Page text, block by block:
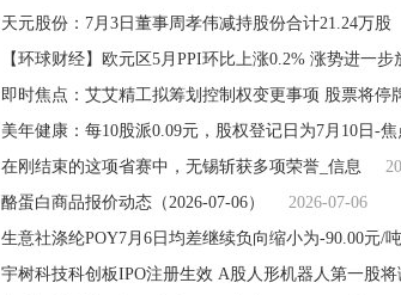
天元股份：7月3日董事周孝伟减持股份合计21.24万股
【环球财经】欧元区5月PPI环比上涨0.2% 涨势进一
即时焦点：艾艾精工拟筹划控制权变更事项 股票将停
美年健康：每10股派0.09元，股权登记日为7月10日-焦
在刚结束的这项省赛中，无锡斩获多项荣誉_信息
酪蛋白商品报价动态（2026-07-06）
2026-07-06
生意社涤纶POY7月6日均差继续负向缩小为-90.00元/
宇树科技科创板IPO注册生效 A股人形机器人第一股